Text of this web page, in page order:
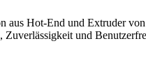
Hot-End und Extruder
und